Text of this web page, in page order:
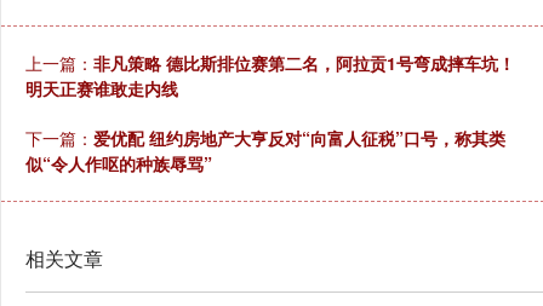
上一篇： 非凡策略 德比斯排位赛第二名，阿拉贡1号弯成摔车坑！
明天正赛谁敢走内线
下一篇： 爱优配 纽约房地产大亨反对“向富人征税”口号，称其类
似“令人作呕的种族辱骂”
相关文章